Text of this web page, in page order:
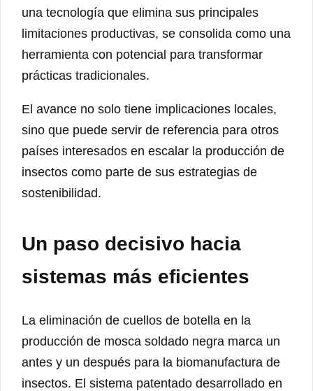
una tecnología que elimina sus principales
limitaciones productivas, se consolida como una
herramienta con potencial para transformar
prácticas tradicionales.
El avance no solo tiene implicaciones locales,
sino que puede servir de referencia para otros
países interesados en escalar la producción de
insectos como parte de sus estrategias de
sostenibilidad.
Un paso decisivo hacia
sistemas más eficientes
La eliminación de cuellos de botella en la
producción de mosca soldado negra marca un
antes y un después para la biomanufactura de
insectos. El sistema patentado desarrollado en